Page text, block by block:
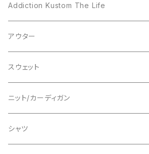
アウター
シャツ
スウェット
ニット
カーディガン
Tシャツ
Addiction Kustom The Life
アウター
シャツ
ニット
スウェット
アウター
スウェット
ニット/カーディガン
シャツ